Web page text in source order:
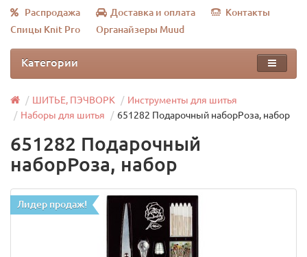
Распродажа Доставка и оплата
Контакты
Спицы Knit Pro
Органайзеры Muud
Категории
ШИТЬЕ, ПЭЧВОРК
Инструменты для шитья
Наборы для шитья
651282 Подарочный наборРоза, набор
651282 Подарочный
наборРоза, набор
Лидер продаж!